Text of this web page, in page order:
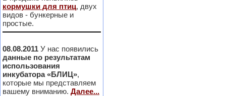
кормушки для птиц, двух
видов - бункерные и
простые.
08.08.2011 У нас появились
данные по результатам
использования
инкубатора «БЛИЦ»,
которые мы представляем
вашему вниманию. Далее...